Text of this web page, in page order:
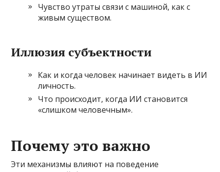
Чувство утраты связи с машиной, как с
живым существом.
Иллюзия субъектности
Как и когда человек начинает видеть в ИИ
личность.
Что происходит, когда ИИ становится
«слишком человечным».
Почему это важно
Эти механизмы влияют на поведение